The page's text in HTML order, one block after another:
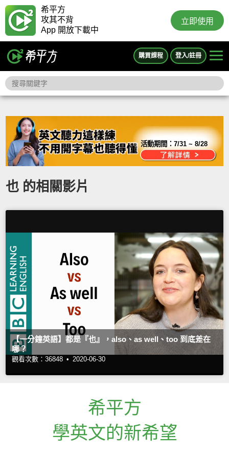
希平方
攻其不背
App 開放下載中
立即使用
購買課程 登入/註冊
活動期間：7/31 ~ 8/28
也 的相關影片
【一分鐘英語】都是『也』，also、as well、too 到底差在
哪？
觀看次數：36848 • 2020-06-30
希平方
學英文的新希望